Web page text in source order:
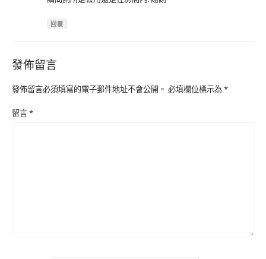
回覆
發佈留言
發佈留言必須填寫的電子郵件地址不會公開。 必填欄位標示為*
留言*